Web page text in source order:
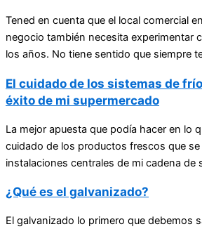
Tened en cuenta que el local comercial
negocio también necesita experimentar
los años. No tiene sentido que siempre
El cuidado de los sistemas de
éxito de mi supermercado
La mejor apuesta que podía hacer en lo
cuidado de los productos frescos que
instalaciones centrales de mi cadena de
¿Qué es el galvanizado?
El galvanizado lo primero que debemos